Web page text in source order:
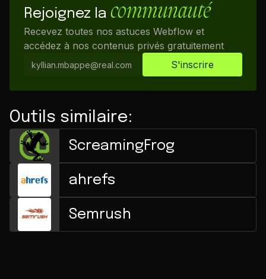
Outils similaire:
ScreamingFrog
ahrefs
Semrush
Rejoignez la communauté
Recevez toutes nos astuces Webflow et
accédez à nos contenus privés gratuitement